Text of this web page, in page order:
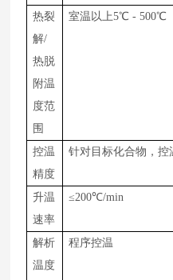
热裂
解/
热脱
附温
度范
围
室温以上5℃ - 500℃
控温
精度
针对目标化合物，控
升温
速率
≤200℃/min
解析
温度
程序控温